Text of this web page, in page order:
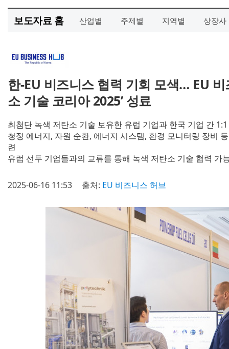
보도자료 홈 산업별 주제별 지역별 상장사
한-EU 비즈니스 협력 기회 모색… EU
소 기술 코리아 2025’ 성료
최첨단 녹색 저탄소 기술 보유한 유럽 기업과 한국 기업 간
청정 에너지, 자원 순환, 에너지 시스템, 환경 모니터링 장비
련
유럽 선두 기업들과의 교류를 통해 녹색 저탄소 기술 협력 가
2025-06-16 11:53 출처: EU 비즈니스 허브